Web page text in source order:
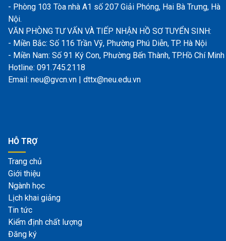
- Phòng 103 Tòa nhà A1 số 207 Giải Phóng, Hai Bà Trưng, Hà
Nội.
VĂN PHÒNG TƯ VẤN VÀ TIẾP NHẬN HỒ SƠ TUYỂN SINH:
- Miền Bắc: Số 116 Trần Vỹ, Phường Phú Diễn, TP. Hà Nội
- Miền Nam: Số 91 Ký Con, Phường Bến Thành, TP.Hồ Chí Minh
Hotline: 091.745.2118
Email: neu@gvcn.vn | dttx@neu.edu.vn
HỖ TRỢ
Trang chủ
Giới thiệu
Ngành học
Lịch khai giảng
Tin tức
Kiểm định chất lượng
Đăng ký